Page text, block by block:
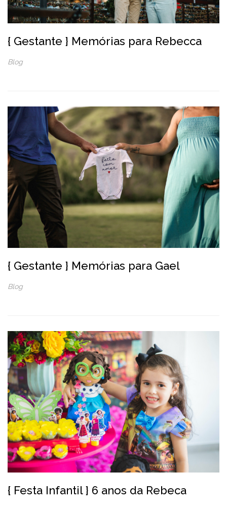
{ Gestante } Memórias para Rebecca
Blog
{ Gestante } Memórias para Gael
Blog
{ Festa Infantil } 6 anos da Rebeca